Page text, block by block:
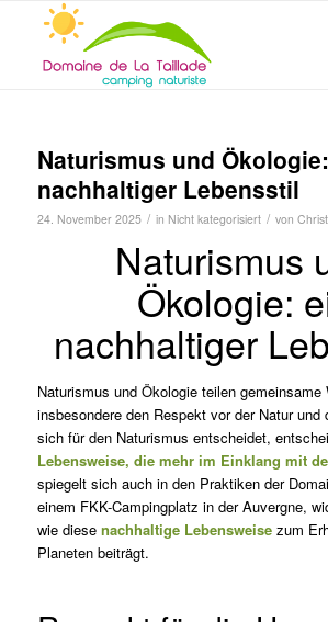
Naturismus und
nachhaltiger Lebensstil
24. November 2025 / in Nicht kategorisiert / von
Naturismus
Ökologie:
nachhaltiger
Naturismus und Ökologie teilen gemeinsame
insbesondere den Respekt vor der Natur und
sich für den Naturismus entscheidet,
Lebensweise, die mehr im Einklang mit
spiegelt sich auch in den Praktiken der
einem FKK-Campingplatz in der Auvergne,
wie diese nachhaltige Lebensweisezum
Planeten beiträgt.